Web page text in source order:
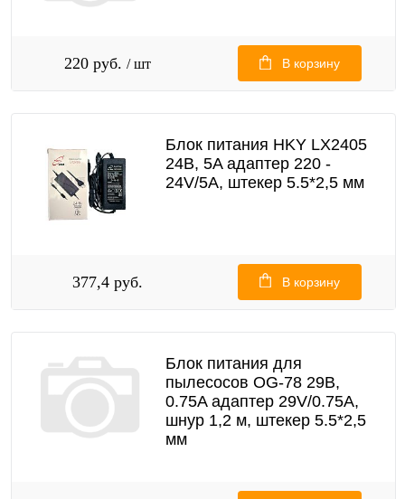
220 руб. / шт В корзину
Блок питания HKY LX2405
24В, 5A адаптер 220 -
24V/5A, штекер 5.5*2,5 мм
377,4 руб. В корзину
Блок питания для
пылесосов OG-78 29В,
0.75A адаптер 29V/0.75A,
шнур 1,2 м, штекер 5.5*2,5
мм